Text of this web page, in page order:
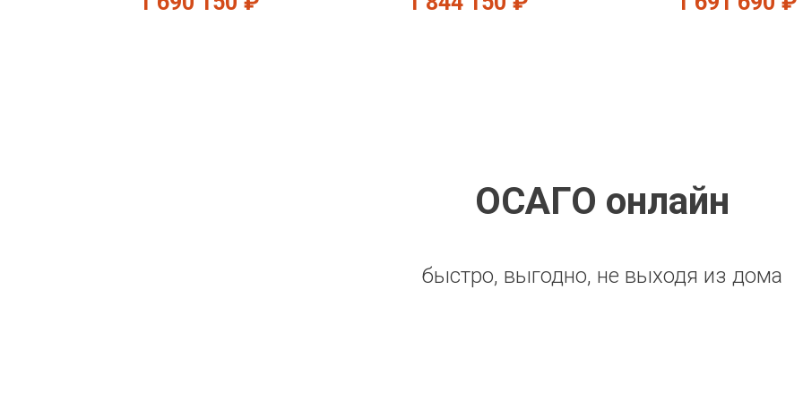
ОСАГО онлайн
быстро, выгодно, не выходя из дома